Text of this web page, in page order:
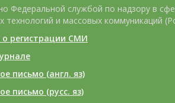
Федеральной службой по надзору в
технологий и массовых коммуникаций
о регистрации СМИ
письмо (англ. яз)
письмо (русс. яз)